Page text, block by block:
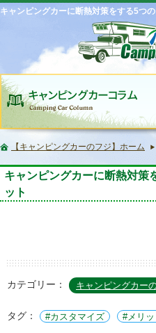
キャンピングカーに断熱対策をする5つ
【キャンピングカーのフジ】ホーム
キャンピングカーに断熱対策
ット
カテゴリー： キャンピングカー
タグ： カスタマイズ メリッ